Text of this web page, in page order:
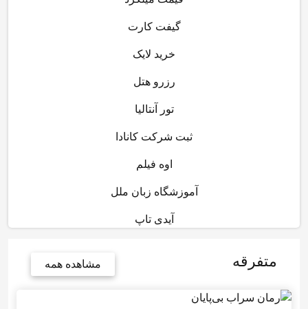
گیفت کارت
خرید لایک
رزرو هتل
تور آنتالیا
ثبت شرکت کانادا
اوه فیلم
آموزشگاه زبان ملل
آیدی تاپ
متفرقه مشاهده همه